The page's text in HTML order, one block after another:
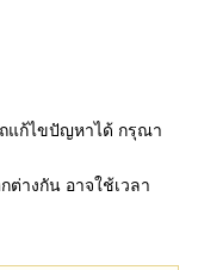
แก้ไขปัญหาได้ กรุณา
ต่างกัน อาจใช้เวลา